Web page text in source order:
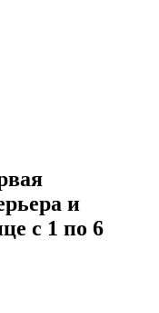
и
с 1 по 6